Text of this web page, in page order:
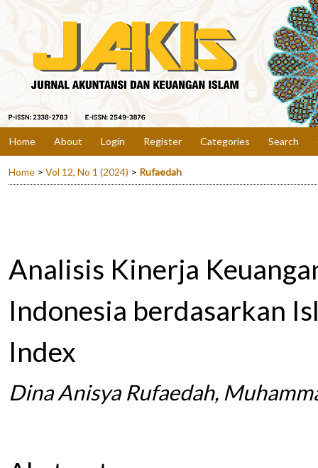
Home About Login Register Categories Search
Home > Vol 12, No 1 (2024) > Rufaedah
Analisis Kinerja
Indonesia berdasarkan
Index
Dina Anisya Rufaedah,